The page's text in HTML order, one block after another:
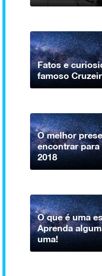
Fatos e
famoso
O melhor
encontrar para
2018
O que é uma
Aprenda
uma!